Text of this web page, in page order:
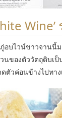
อบไวน์ขาวจานนี้
นของตัววัตถุดิบเ
ตัวค่อนข้างไปทา